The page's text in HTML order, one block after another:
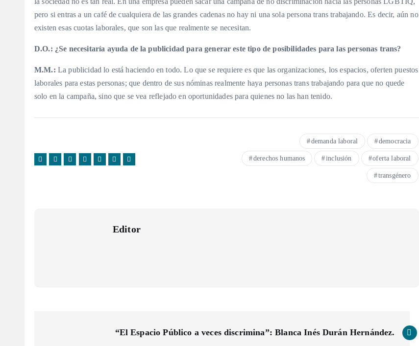
pero si entras a un café de cualquiera de las grandes cadenas no hay ni una sola persona trans trabajando. Es decir, aún no
existen esas cuotas laborales, que son las que realmente se necesitan.
D.O.: ¿Se necesitaría ayuda de la publicidad para generar este tipo de posibilidades para las personas trans?
M.M.: La publicidad lo está haciendo en todo. Lo que se requiere es que las organizaciones, los espacios, oferten puestos
laborales para estas personas; que dentro de sus nóminas realmente haya personas trans trabajando para que no quede
solo en la campaña, sino que se vea reflejado en oportunidades para quienes no las han tenido.
demanda laboral democracia
derechos humanos inclusión oferta laboral
transgénero
Editor
“El Espacio Público a veces discrimina”: Blanca Inés Durán Hernández.